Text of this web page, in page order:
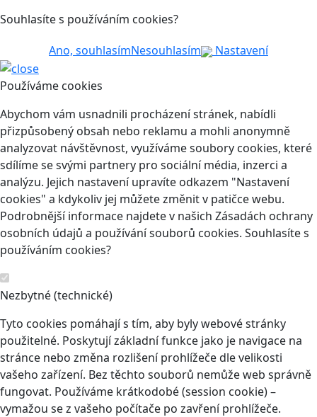
Souhlasíte s používáním cookies?
Ano, souhlasímNesouhlasím Nastavení
Používáme cookies
Abychom vám usnadnili procházení stránek, nabídli
přizpůsobený obsah nebo reklamu a mohli anonymně
analyzovat návštěvnost, využíváme soubory cookies, které
sdílíme se svými partnery pro sociální média, inzerci a
analýzu. Jejich nastavení upravíte odkazem "Nastavení
cookies" a kdykoliv jej můžete změnit v patičce webu.
Podrobnější informace najdete v našich Zásadách ochrany
osobních údajů a používání souborů cookies. Souhlasíte s
používáním cookies?
Nezbytné (technické)
Tyto cookies pomáhají s tím, aby byly webové stránky
použitelné. Poskytují základní funkce jako je navigace na
stránce nebo změna rozlišení prohlížeče dle velikosti
vašeho zařízení. Bez těchto souborů nemůže web správně
fungovat. Používáme krátkodobé (session cookie) –
vymažou se z vašeho počítače po zavření prohlížeče.